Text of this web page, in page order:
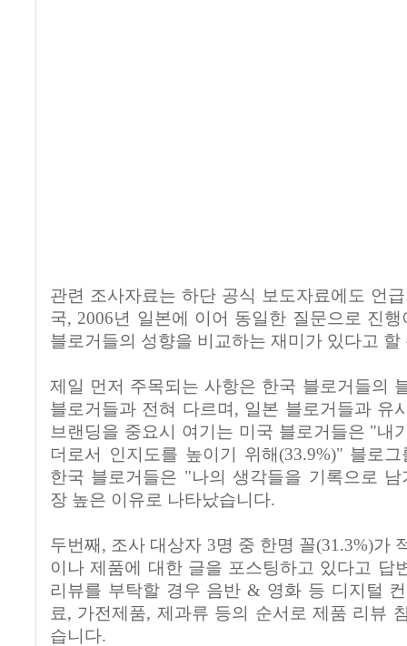
관련 조사자료는 하단 공식 보도자료에도 언
국, 2006년 일본에 이어 동일한 질문으로 진
블로거들의 성향을 비교하는 재미가 있다고 할
제일 먼저 주목되는 사항은 한국 블로거들의
블로거들과 전혀 다르며, 일본 블로거들과 유
브랜딩을 중요시 여기는 미국 블로거들은 "내
더로서 인지도를 높이기 위해(33.9%)" 블로
한국 블로거들은 "나의 생각들을 기록으로 남
장 높은 이유로 나타났습니다.
두번째, 조사 대상자 3명 중 한명 꼴(31.3%)가
이나 제품에 대한 글을 포스팅하고 있다고 답
리뷰를 부탁할 경우 음반 & 영화 등 디지털
료, 가전제품, 제과류 등의 순서로 제품 리뷰
습니다.